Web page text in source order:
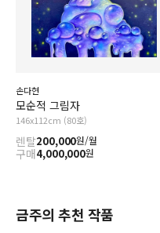
손다현
모순적 그림자
146x112cm (80호)
렌탈200,000원/월
구매4,000,000원
금주의 추천 작품